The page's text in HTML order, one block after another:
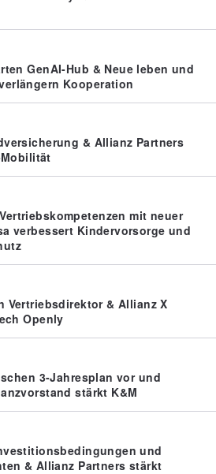
GenAI-Hub & Neue leben und
Kooperation
& Allianz Partners
mit neuer
verbessert Kindervorsorge und
Vertriebsdirektor & Allianz X
Openly
3-Jahresplan vor und
stärkt K&M
und
& Allianz Partners stärkt